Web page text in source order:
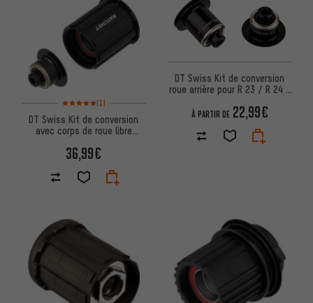
Note moyenne : 5 sur 5 d'après 1 avis
(1)
DT Swiss Kit de conversion
avec corps de roue libre
36,99€
DT Swiss Kit de conversion
roue arrière pour R 23 / R 24 /
À PARTIR DE 22,99€